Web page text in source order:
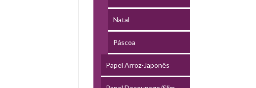
Natal
Páscoa
Papel Arroz-Japonês